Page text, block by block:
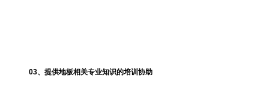
03、 提供地板相关专业知识的培训协助